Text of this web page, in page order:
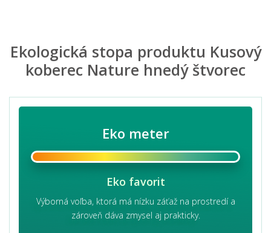
Ekologická stopa produktu Kusový
koberec Nature hnedý štvorec
Eko meter
Eko favorit
Výborná voľba, ktorá má nízku záťaž na prostredí a
zároveň dáva zmysel aj prakticky.